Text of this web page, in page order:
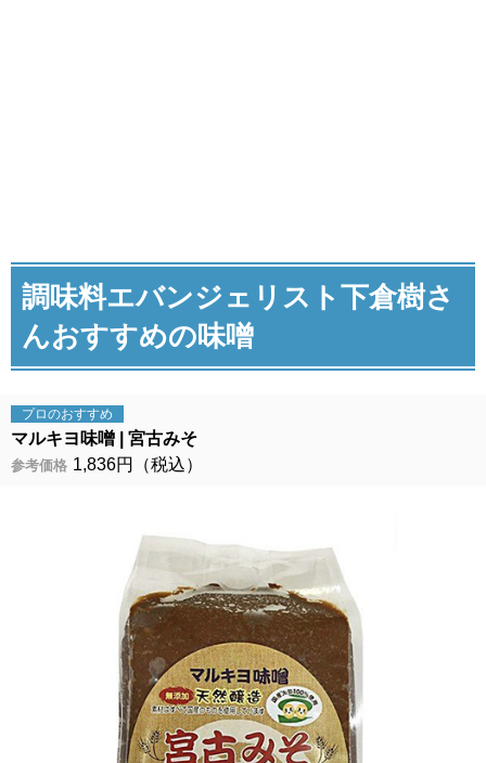
調味料エバンジェリスト下倉樹さ
んおすすめの味噌
プロのおすすめ
マルキヨ味噌 宮古みそ
参考価格 1,836円（税込）